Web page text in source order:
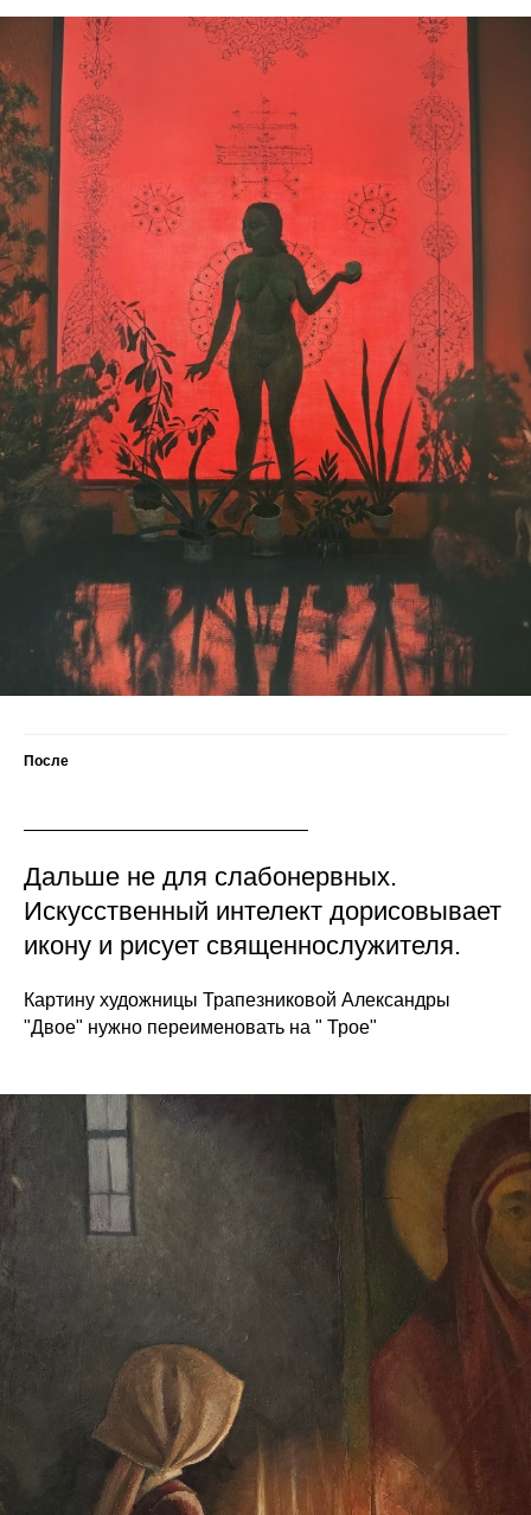
После
Дальше не для слабонервных.
Искусственный интелект дорисовывает
икону и рисует священнослужителя.
Картину художницы Трапезниковой Александры
"Двое" нужно переименовать на " Трое"